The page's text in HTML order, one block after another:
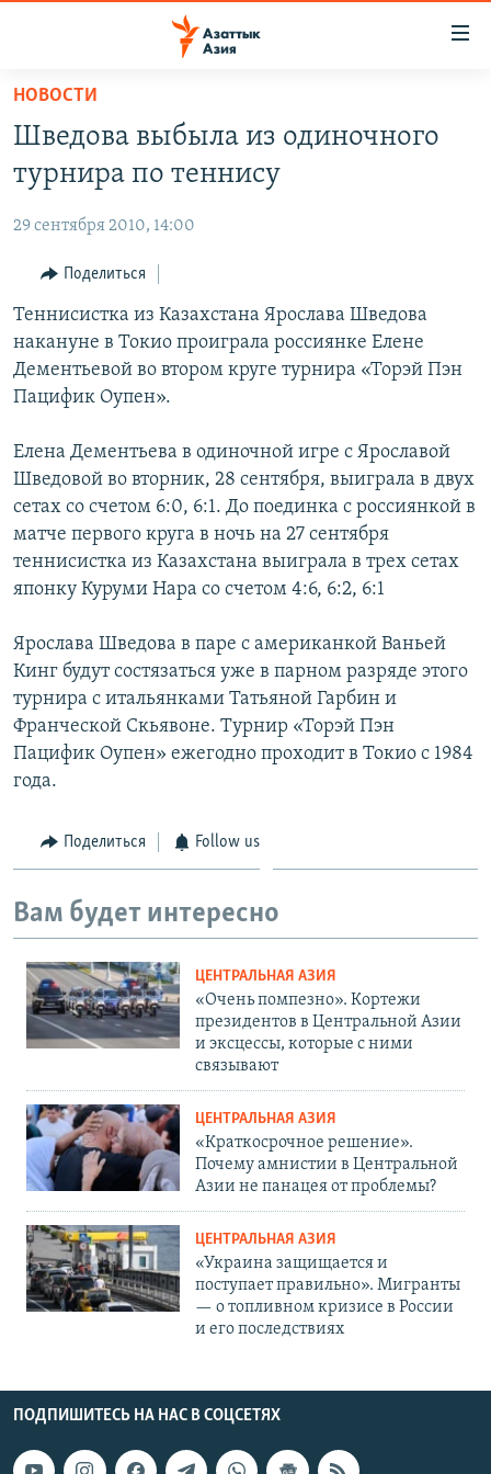
Вернуться
основному
содержанию
Вернутся
навигации
Вернутся
поиску
ЦЕНТРАЛЬНАЯ АЗИЯ
УЗБЕКИСТАН
ТАДЖИКИСТАН
НОВОСТИ
ВОЙНА В УКРАИНЕ
НА ДРУГИХ ЯЗЫКАХ
ҚАЗАҚША
КЫРГЫЗЧА
ЎЗБЕКЧА
ТОҶИКӢ
Все сайты РСЕ/РС
НОВОСТИ
Шведова выбыла из одиночного
турнира по теннису
29 сентября 2010, 14:00
Поделиться
Теннисистка из Казахстана Ярослава Шведова
накануне в Токио проиграла россиянке Елене
Дементьевой во втором круге турнира «Торэй Пэн
Пацифик Оупен».
Елена Дементьева в одиночной игре с Ярославой
Шведовой во вторник, 28 сентября, выиграла в двух
сетах со счетом 6:0, 6:1. До поединка с россиянкой в
матче первого круга в ночь на 27 сентября
теннисистка из Казахстана выиграла в трех сетах
японку Куруми Нара со счетом 4:6, 6:2, 6:1
Ярослава Шведова в паре с американкой Ваньей
Кинг будут состязаться уже в парном разряде этого
турнира с итальянками Татьяной Гарбин и
Франческой Скьявоне. Турнир «Торэй Пэн
Пацифик Оупен» ежегодно проходит в Токио с 1984
года.
Поделиться Follow us
Вам будет интересно
ЦЕНТРАЛЬНАЯ АЗИЯ
«Очень помпезно». Кортежи
президентов в Центральной Азии
и эксцессы, которые с ними
связывают
ЦЕНТРАЛЬНАЯ АЗИЯ
«Краткосрочное решение».
Почему амнистии в Центральной
Азии не панацея от проблемы?
ЦЕНТРАЛЬНАЯ АЗИЯ
«Украина защищается и
поступает правильно». Мигранты
— о топливном кризисе в России
и его последствиях
ПОДПИШИТЕСЬ НА НАС В СОЦСЕТЯХ